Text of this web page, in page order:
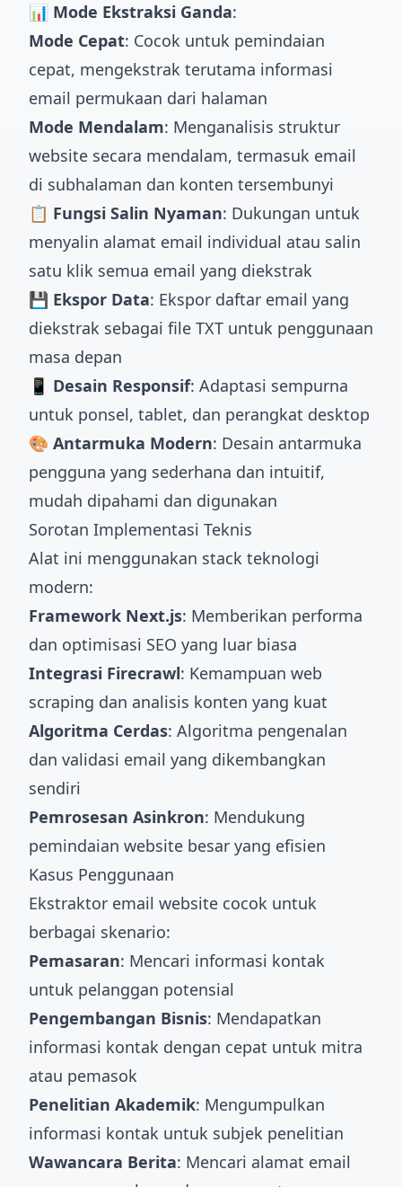
📊 Mode Ekstraksi Ganda:
Mode Cepat: Cocok untuk pemindaian
cepat, mengekstrak terutama informasi
email permukaan dari halaman
Mode Mendalam: Menganalisis struktur
website secara mendalam, termasuk email
di subhalaman dan konten tersembunyi
📋 Fungsi Salin Nyaman: Dukungan untuk
menyalin alamat email individual atau salin
satu klik semua email yang diekstrak
💾 Ekspor Data: Ekspor daftar email yang
diekstrak sebagai file TXT untuk penggunaan
masa depan
📱 Desain Responsif: Adaptasi sempurna
untuk ponsel, tablet, dan perangkat desktop
🎨 Antarmuka Modern: Desain antarmuka
pengguna yang sederhana dan intuitif,
mudah dipahami dan digunakan
Sorotan Implementasi Teknis
Alat ini menggunakan stack teknologi
modern:
Framework Next.js: Memberikan performa
dan optimisasi SEO yang luar biasa
Integrasi Firecrawl: Kemampuan web
scraping dan analisis konten yang kuat
Algoritma Cerdas: Algoritma pengenalan
dan validasi email yang dikembangkan
sendiri
Pemrosesan Asinkron: Mendukung
pemindaian website besar yang efisien
Kasus Penggunaan
Ekstraktor email website cocok untuk
berbagai skenario:
Pemasaran: Mencari informasi kontak
untuk pelanggan potensial
Pengembangan Bisnis: Mendapatkan
informasi kontak dengan cepat untuk mitra
atau pemasok
Penelitian Akademik: Mengumpulkan
informasi kontak untuk subjek penelitian
Wawancara Berita: Mencari alamat email